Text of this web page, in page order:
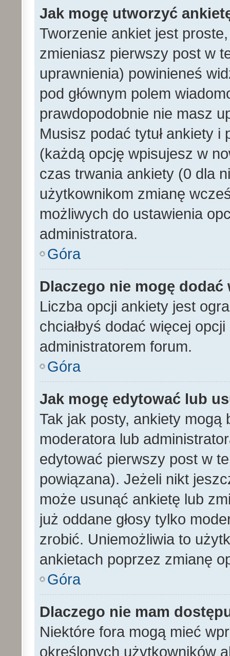
Jak mogę utworzyć
Tworzenie ankiet jest
zmieniasz pierwszy post w
uprawnienia) powinieneś
pod głównym polem
prawdopodobnie nie masz
Musisz podać tytuł ankiety
(każdą opcję wpisujesz w
czas trwania ankiety (0 dla
użytkownikom zmianę
możliwych do ustawienia
administratora.
Góra
Dlaczego nie mogę
Liczba opcji ankiety jest
chciałbyś dodać więcej
administratorem forum.
Góra
Jak mogę edytować lub
Tak jak posty, ankiety
moderatora lub
edytować pierwszy post w
powiązana). Jeżeli nikt
może usunąć ankietę lub
już oddane głosy tylko
zrobić. Uniemożliwia to
ankietach poprzez zmianę
Góra
Dlaczego nie mam
Niektóre fora mogą mieć
określonych użytkowników